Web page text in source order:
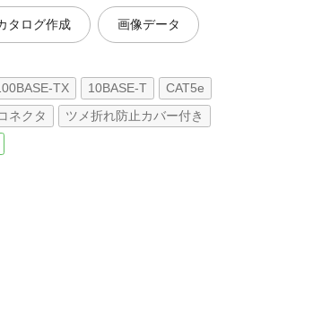
タログ作成 画像データ
TX 10BASE-T CAT5e
ネクタ ツメ折れ防止カバー付き